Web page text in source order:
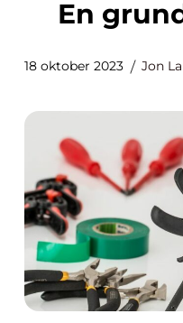
En
18 oktober 2023 Jon